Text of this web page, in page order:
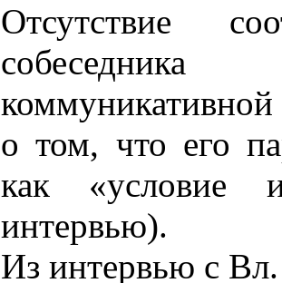
Отсутствие
собеседника
о том, что его
как «условие
интервью).
Из интервью с